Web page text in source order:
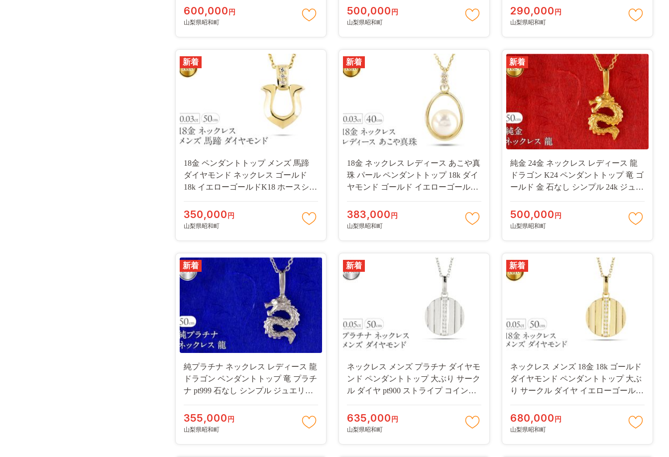
230404102dpt999mba SWAA292
600,000 円
山梨県昭和町
250611400dycm-s SWAA301
500,000 円
山梨県昭和町
使い 240625201pu SWAA310
290,000 円
山梨県昭和町
新着
18金 ペンダントトップ メンズ 馬蹄
ダイヤモンド ネックレス ゴールド
18k イエローゴールドK18 ホースシュ
190911100dym SWAA312
350,000 円
山梨県昭和町
新着
18金 ネックレス レディース あこや真
珠 パール ペンダントトップ 18k ダイ
ヤモンド ゴールド イエローゴールド
プル フォーマル 240509400y
SWAA322
383,000 円
山梨県昭和町
新着
純金 24金 ネックレス レディース 龍
ドラゴン K24 ペンダントトップ 竜 ゴ
ールド 金 石なし シンプル 24k ジュエ
SWAA324
500,000 円
山梨県昭和町
新着
純プラチナ ネックレス レディース 龍
ドラゴン ペンダントトップ 竜 プラチ
ナ pt999 石なし シンプル ジュエリー
SWAA325
355,000 円
山梨県昭和町
新着
ネックレス メンズ プラチナ ダイヤモ
ンド ペンダントトップ 大ぶり サーク
ル ダイヤ pt900 ストライプ コイン型
大きめ 普段 使い 人気 250520200pm
SWAA327
635,000 円
山梨県昭和町
新着
ネックレス メンズ 18金 18k ゴールド
ダイヤモンド ペンダントトップ 大ぶ
り サークル ダイヤ イエローゴールド
守り ジュエリー シンプル 普段 使い
人気 250520200ym SWAA328
680,000 円
山梨県昭和町